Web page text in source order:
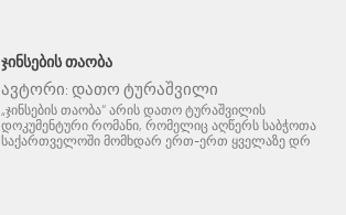
ᲯᲘᲜᲡᲔᲑᲘᲡ ᲗᲐᲝᲑᲐ
ავტორი: დათო ტურაშვილი
„ჯინსების თაობა“ არის დათო ტურაშვილის
დოკუმენტური რომანი, რომელიც აღწერს საბჭოთა
საქართველოში მომხდარ ერთ-ერთ ყველაზე დრ